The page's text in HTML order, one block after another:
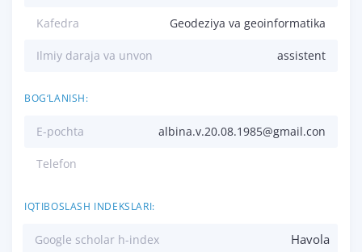
Kafedra Geodeziya va geoinformatika
Ilmiy daraja va unvon assistent
BOG‘LANISH:
E-pochta albina.v.20.08.1985@gmail.con
Telefon
IQTIBOSLASH INDEKSLARI:
Google scholar h-index Havola